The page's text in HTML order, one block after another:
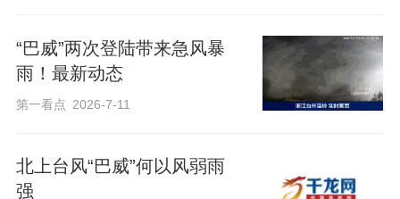
“巴威”两次登陆带来急风暴
雨！最新动态
第一看点 2026-7-11
北上台风“巴威”何以风弱雨
强